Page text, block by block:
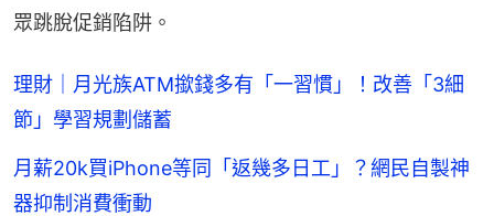
眾跳脫促銷陷阱。
理財｜月光族ATM撳錢多有「一習慣」！改善「3細
節」學習規劃儲蓄
月薪20k買iPhone等同「返幾多日工」？網民自製神
器抑制消費衝動